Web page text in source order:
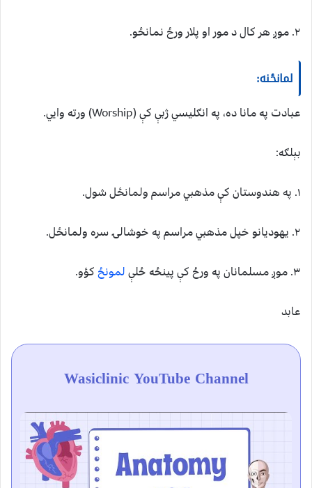
٢. موږ هر کال د مور او پلار ورځ نمانځو.
لمانځنه:
عبادت په مانا ده، په انګلیسي ژبې کې (Worship) ورته وایي.
بېلګه:
۱. په هندوستان کې مذهبي مراسم ولمانځل شول.
۲. یهودیانو خپل مذهبي مراسم په خوشالۍ سره ولمانځل.
٣. موږ مسلمانان په ورځ کې پینځه ځلې لمونځکؤو.
عابد
Wasiclinic YouTube Channel